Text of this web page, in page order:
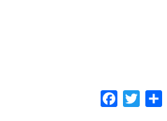
Facebook
Twitter